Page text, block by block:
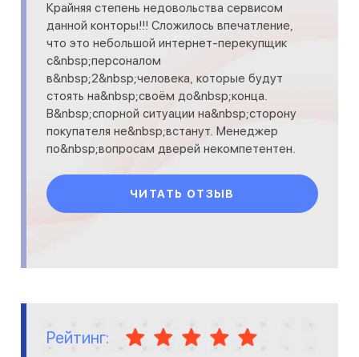
Крайняя степень недовольства сервисом
данной конторы!!! Сложилось впечатление,
что это небольшой интернет-перекупщик
с&nbsp;персоналом
в&nbsp;2&nbsp;человека, которые будут
стоять на&nbsp;своём до&nbsp;конца.
В&nbsp;спорной ситуации на&nbsp;сторону
покупателя не&nbsp;встанут. Менеджер
по&nbsp;вопросам дверей некомпетентен.
своего з
ЧИТАТЬ ОТЗЫВ
Рейтинг: